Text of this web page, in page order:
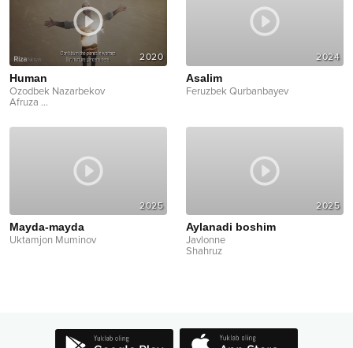
2020
Human
Ozodbek Nazarbekov
Afruza ...
2024
Asalim
Feruzbek Qurbanbayev
2025
Mayda-mayda
Uktamjon Muminov
2025
Aylanadi boshim
Javlonne
Shahruz